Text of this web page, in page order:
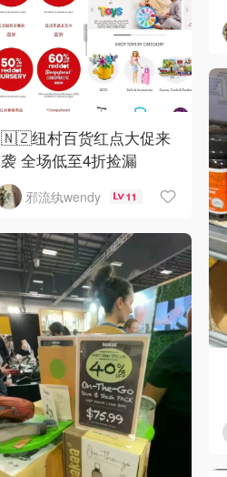
🇳🇿纽村百货红点大促来
袭 全场低至4折捡漏
邪流纨wendy 11